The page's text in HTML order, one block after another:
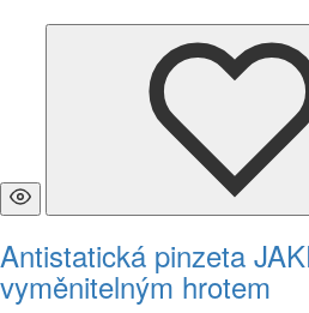
Antistatická pinzeta
vyměnitelným hrotem